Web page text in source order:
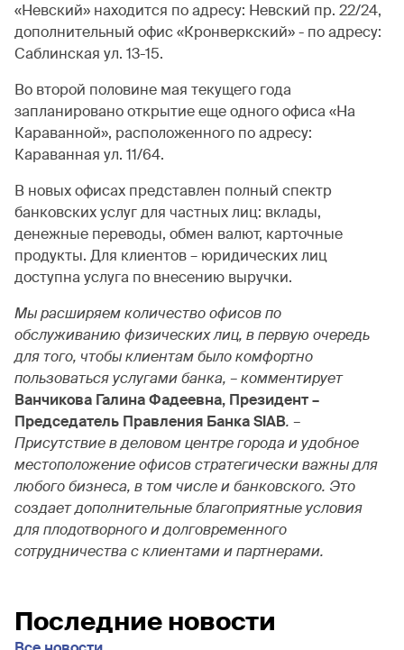
«Невский» находится по адресу: Невский пр. 22/24,
дополнительный офис «Кронверкский» - по адресу:
Саблинская ул. 13-15.
Во второй половине мая текущего года
запланировано открытие еще одного офиса «На
Караванной», расположенного по адресу:
Караванная ул. 11/64.
В новых офисах представлен полный спектр
банковских услуг для частных лиц: вклады,
денежные переводы, обмен валют, карточные
продукты. Для клиентов – юридических лиц
доступна услуга по внесению выручки.
Мы расширяем количество офисов по
обслуживанию физических лиц, в первую очередь
для того, чтобы клиентам было комфортно
пользоваться услугами банка, – комментирует
Ванчикова Галина Фадеевна, Президент –
Председатель Правления Банка SIAB. –
Присутствие в деловом центре города и удобное
местоположение офисов стратегически важны для
любого бизнеса, в том числе и банковского. Это
создает дополнительные благоприятные условия
для плодотворного и долговременного
сотрудничества с клиентами и партнерами.
Последние новости